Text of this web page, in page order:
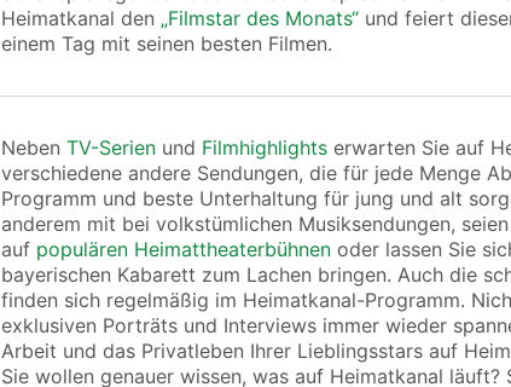
Heimatkanal den „Filmstar des Monats“ und feiert
einem Tag mit seinen besten Filmen.
Neben TV-Serien und Filmhighlights erwarten Sie auf
verschiedene andere Sendungen, die für jede Menge
Programm und beste Unterhaltung für jung und alt
anderem mit bei volkstümlichen Musiksendungen,
auf populären Heimattheaterbühnen oder lassen Sie
bayerischen Kabarett zum Lachen bringen. Auch die
finden sich regelmäßig im Heimatkanal-Programm.
exklusiven Porträts und Interviews immer wieder
Arbeit und das Privatleben Ihrer Lieblingsstars auf
Sie wollen genauer wissen, was auf Heimatkanal läuft?